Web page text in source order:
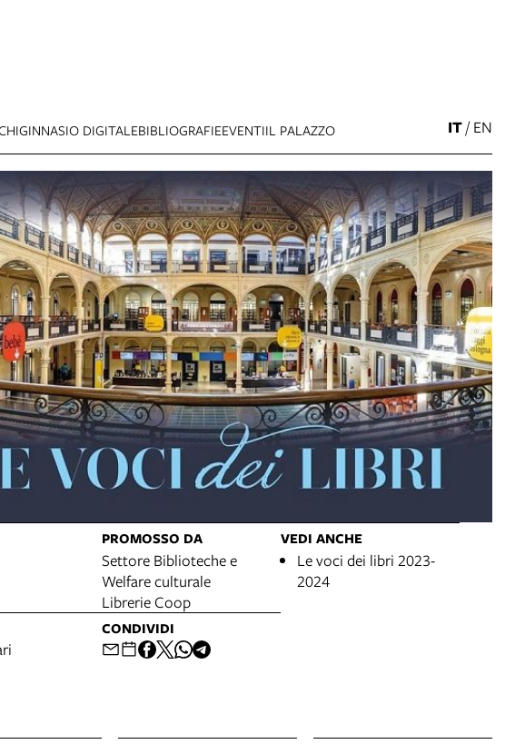
DIGITALEBIBLIOGRAFIEEVENTIIL PALAZZO IT/EN
PROMOSSO DA
Settore Biblioteche e
Welfare culturale
Librerie Coop
VEDI ANCHE
Le voci dei libri 2023-
2024
CONDIVIDI